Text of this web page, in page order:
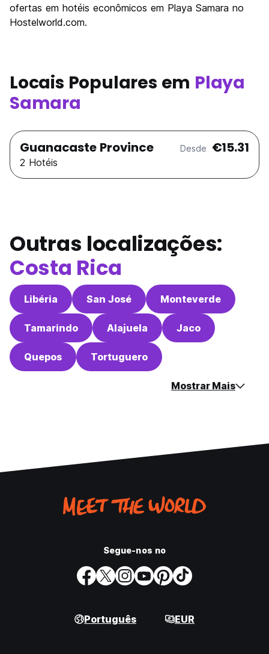
ofertas em hotéis econômicos em Playa Samara no
Hostelworld.com.
Locais Populares em Playa
Samara
Guanacaste Province Desde €15.31
2 Hotéis
Outras localizações:
Costa Rica
Libéria San José Monteverde
Tamarindo Alajuela Jaco
Quepos Tortuguero
Mostrar Mais
Segue-nos no
Português EUR